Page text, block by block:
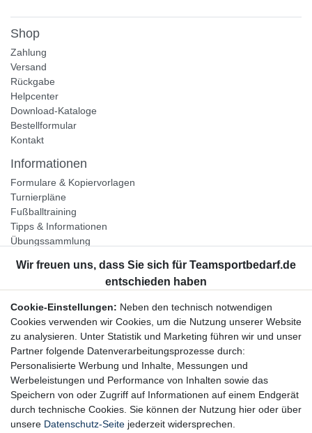
Shop
Zahlung
Versand
Rückgabe
Helpcenter
Download-Kataloge
Bestellformular
Kontakt
Informationen
Formulare & Kopiervorlagen
Turnierpläne
Fußballtraining
Tipps & Informationen
Übungssammlung
Unternehmen
Widerrufsrecht
Bestellung widerrufen
Datenschutzerklärung
AGB
Impressum
Newsletter
Cookie-Einstellungen: Neben den technisch notwendigen
Cookies verwenden wir Cookies, um die Nutzung unserer Website
zu analysieren. Unter Statistik und Marketing führen wir und unser
Partner folgende Datenverarbeitungsprozesse durch:
Personalisierte Werbung und Inhalte, Messungen und
Werbeleistungen und Performance von Inhalten sowie das
Speichern von oder Zugriff auf Informationen auf einem Endgerät
durch technische Cookies. Sie können der Nutzung hier oder über
unsere Datenschutz-Seite jederzeit widersprechen.